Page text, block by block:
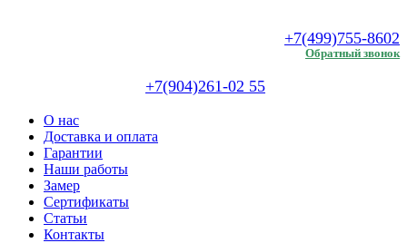
+7(499)755-8602
Обратный звонок
+7(904)261-02 55
О нас
Доставка и оплата
Гарантии
Наши работы
Замер
Сертификаты
Статьи
Контакты